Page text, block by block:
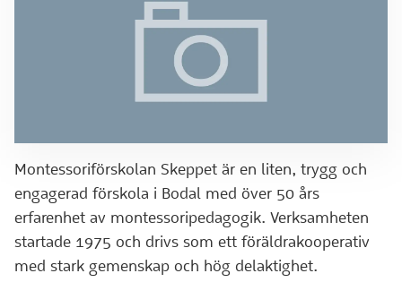
Montessoriförskolan Skeppet är en liten, trygg och
engagerad förskola i Bodal med över 50 års
erfarenhet av montessoripedagogik. Verksamheten
startade 1975 och drivs som ett föräldrakooperativ
med stark gemenskap och hög delaktighet.